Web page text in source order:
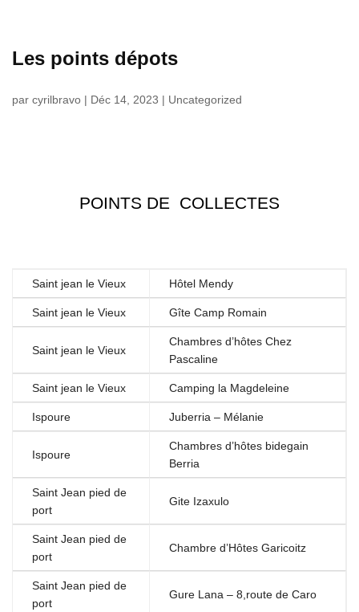
Les points dépots
par cyrilbravo | Déc 14, 2023 | Uncategorized
POINTS DE COLLECTES
Saint jean le Vieux Hôtel Mendy
Saint jean le Vieux Gîte Camp Romain
Saint jean le Vieux
Chambres d’hôtes Chez
Pascaline
Saint jean le Vieux Camping la Magdeleine
Ispoure Juberria – Mélanie
Ispoure
Chambres d’hôtes bidegain
Berria
Saint Jean pied de
port
Gite Izaxulo
Saint Jean pied de
port
Chambre d’Hôtes Garicoitz
Saint Jean pied de
port
Gure Lana – 8,route de Caro